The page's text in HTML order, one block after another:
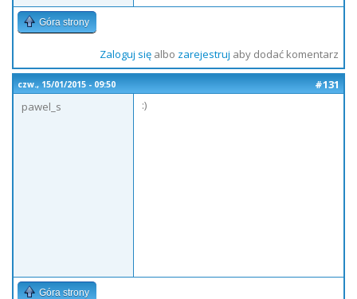
Góra strony
Zaloguj sięalbo zarejestruj aby dodać komentarz
czw., 15/01/2015 - 09:50
#131
pawel_s
:)
Góra strony